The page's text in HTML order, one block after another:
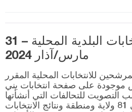
كوشارلي
كشوك
كشو أضاسي
كويوجاك
نازيلّي
المرشحون للانتخابات البلدية المحلية – 31
مارس/آذار 2024
للانتخابات المحلية المقرر
في 31 مارس موجودة على صفحة انتخابات يني
للتحالفات التي أنشأتها
الأحزاب التركية في 81 ولاية ومنطقة ونتائج الانتخابات